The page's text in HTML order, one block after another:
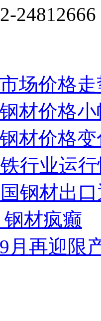
24812666
场价格
材价格
材价格
行业运
钢材出
材疯癫
月再迎限